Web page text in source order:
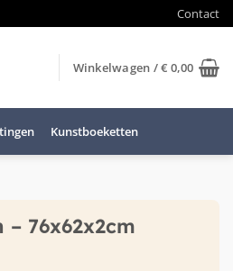
Contact
Winkelwagen /€ 0,00
Kunstboeketten
76x62x2cm